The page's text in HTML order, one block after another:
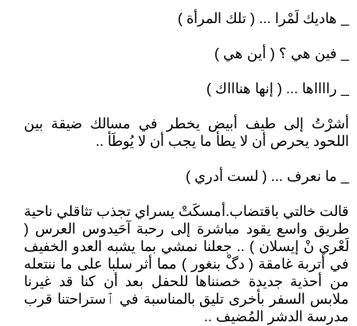
_ هاديك لَمْرا ... ( تلك المرأة )
_ فين هي ؟ ( أين هي )
_ رااااها ... ( إنها هناااك )
أشرْتُ إلى طيف أبيض يخطر في مسالك ضيقة بين
اللحود يحرص أن لا يطأ ما يجب أن لا يُوطَأ ..
_ ما نعرف ... ( لست أدري )
قالت خالتي باقتضاب.أمسكَتْ يسراي تجذب تثاقلي ناحية
طريق واسع يقود مباشرة إلى رحبة آحَيدوس العرس (
لَعْري نْ إيسلان ) .. جعلنا نمشي بما يشبه العدو الخفيف
في أتربة غامقة ( دگْ بنغور ) مما أثر سلبا على ما ننتعله
من أحذية جديدة خصنناها للحفل بعد أن كنا قد غيرنا
ملابس السفر بأخرى تليق بالمناسبة في ٱستراحتنا قرب
مدرسة الدشر المُضيف ..